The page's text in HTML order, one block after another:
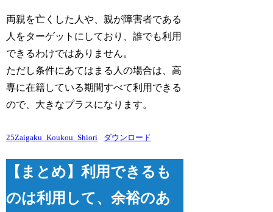
両親を亡くした人や、親が障害者である
人をターゲットにしており、誰でも利用
できるわけではありません。
ただし条件にあてはまる人の場合は、高
専に在籍している期間すべて利用できる
ので、大きなプラスになります。
25Zaigaku_Koukou_Shiori ダウンロード
【まとめ】利用できるも
のは利用して、余裕のあ